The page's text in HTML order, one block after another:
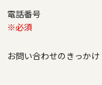
電話番号
※必須
お問い合わせのきっかけ